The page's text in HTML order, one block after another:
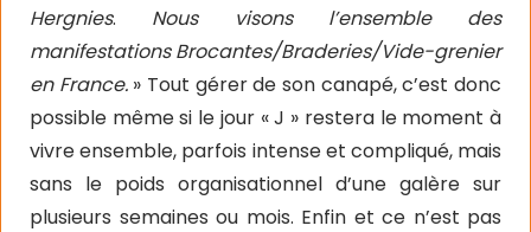
Hergnies. Nous visons l’ensemble des
manifestations Brocantes/Braderies/Vide-grenier
en France.» Tout gérer de son canapé, c’est donc
possible même si le jour « J » restera le moment à
vivre ensemble, parfois intense et compliqué, mais
sans le poids organisationnel d’une galère sur
plusieurs semaines ou mois. Enfin et ce n’est pas